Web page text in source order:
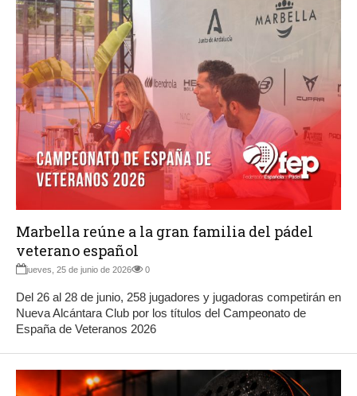
Marbella reúne a la gran familia del pádel
veterano español
jueves, 25 de junio de 2026 0
Del 26 al 28 de junio, 258 jugadores y jugadoras competirán en
Nueva Alcántara Club por los títulos del Campeonato de
España de Veteranos 2026